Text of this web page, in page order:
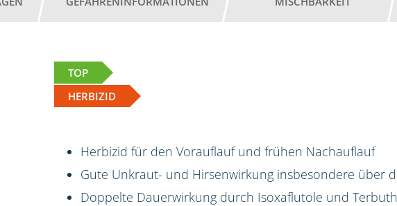
TOP
HERBIZID
Herbizid für den Vorauflauf und frühen Nachauflauf
Gute Unkraut- und Hirsenwirkung insbesondere über
Doppelte Dauerwirkung durch Isoxaflutole und